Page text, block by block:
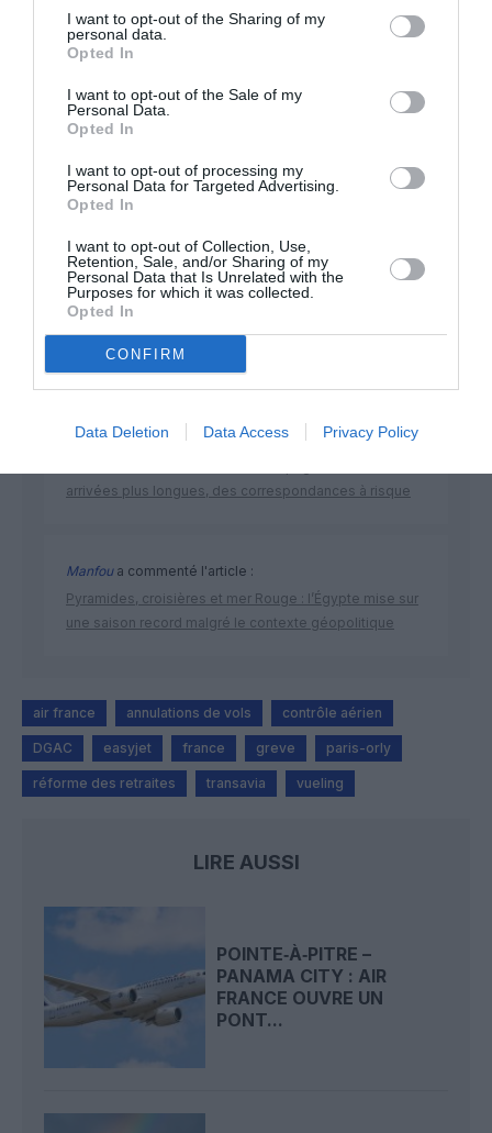
I want to opt-out of the Sharing of my
personal data.
Opted In
I want to opt-out of the Sale of my
Personal Data.
Opted In
I want to opt-out of processing my
Personal Data for Targeted Advertising.
Opted In
I want to opt-out of Collection, Use,
Retention, Sale, and/or Sharing of my
Personal Data that Is Unrelated with the
Purposes for which it was collected.
Opted In
CONFIRM
Data Deletion Data Access Privacy Policy
Appel aux lecteurs !
Soutenez Air Journal participez
développement !
NOUS SOUTENIR
DERNIERS COMMENTAIRES
atplhkt a commenté l'article :
arrivées plus longues, des correspondances à risque
Manfoua commenté l'article :
Pyramides, croisières et mer Rouge : l’Égypte mise sur
une saison record malgré le contexte géopolitique
air france annulations de vols contrôle aérien
DGAC easyjet france greve paris-orly
réforme des retraites transavia vueling
LIRE AUSSI
POINTE‑À‑PITRE –
PANAMA CITY : AIR
FRANCE OUVRE UN
PONT...